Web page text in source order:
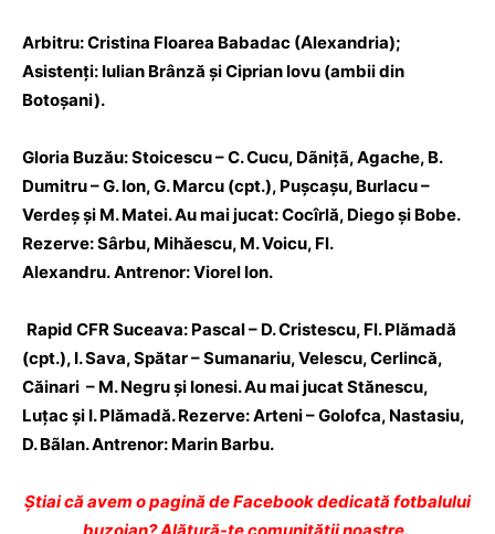
Arbitru: Cristina Floarea Babadac (Alexandria);
Asistenţi: Iulian Brânză şi Ciprian Iovu (ambii din
Botoşani).
Gloria Buzău: Stoicescu – C. Cucu, Dãniţã, Agache, B.
Dumitru – G. Ion, G. Marcu (cpt.), Puşcaşu, Burlacu –
Verdeş şi M. Matei. Au mai jucat: Cocîrlă, Diego şi Bobe.
Rezerve: Sârbu, Mihăescu, M. Voicu, Fl.
Alexandru.Antrenor: Viorel Ion.
Rapid CFR Suceava: Pascal – D. Cristescu, Fl. Plămadă
(cpt.), I. Sava, Spătar – Sumanariu, Velescu, Cerlincă,
Căinari – M. Negru şi Ionesi. Au mai jucat Stănescu,
Luţac şi I. Plămadă. Rezerve: Arteni – Golofca, Nastasiu,
D. Bãlan. Antrenor: Marin Barbu.
Ştiai că avem o pagină de Facebook dedicată fotbalului